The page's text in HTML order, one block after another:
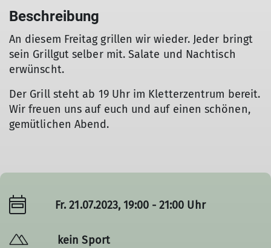
Beschreibung
An diesem Freitag grillen wir wieder. Jeder bringt
sein Grillgut selber mit. Salate und Nachtisch
erwünscht.
Der Grill steht ab 19 Uhr im Kletterzentrum bereit.
Wir freuen uns auf euch und auf einen schönen,
gemütlichen Abend.
Fr. 21.07.2023, 19:00 - 21:00 Uhr
kein Sport